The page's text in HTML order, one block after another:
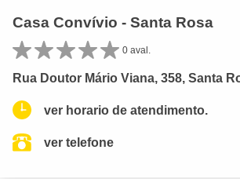
Casa Convívio - Santa Rosa
0 aval.
Rua Doutor Mário Viana, 358, Santa
ver horario de atendimento.
ver telefone